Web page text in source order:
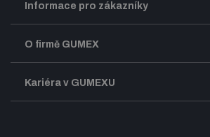
Informace pro zákazníky
Doprava a zasílání zboží
Obchodní podmínky
O firmě GUMEX
Představení firmy GUMEX
Kariéra v GUMEXU